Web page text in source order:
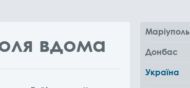
вдома Маріуполь
Донбас
Україна